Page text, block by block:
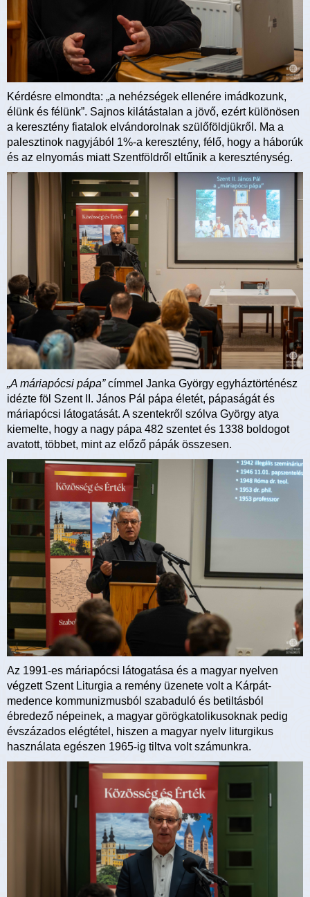
Kérdésre elmondta: „a nehézségek ellenére imádkozunk,
élünk és félünk”. Sajnos kilátástalan a jövő, ezért különösen
a keresztény fiatalok elvándorolnak szülőföldjükről. Ma a
palesztinok nagyjából 1%-a keresztény, félő, hogy a háborúk
és az elnyomás miatt Szentföldről eltűnik a kereszténység.
„A máriapócsi pápa”címmel Janka György egyháztörténész
idézte föl Szent II. János Pál pápa életét, pápaságát és
máriapócsi látogatását. A szentekről szólva György atya
kiemelte, hogy a nagy pápa 482 szentet és 1338 boldogot
avatott, többet, mint az előző pápák összesen.
Az 1991-es máriapócsi látogatása és a magyar nyelven
végzett Szent Liturgia a remény üzenete volt a Kárpát-
medence kommunizmusból szabaduló és betiltásból
ébredező népeinek, a magyar görögkatolikusoknak pedig
évszázados elégtétel, hiszen a magyar nyelv liturgikus
használata egészen 1965-ig tiltva volt számunkra.